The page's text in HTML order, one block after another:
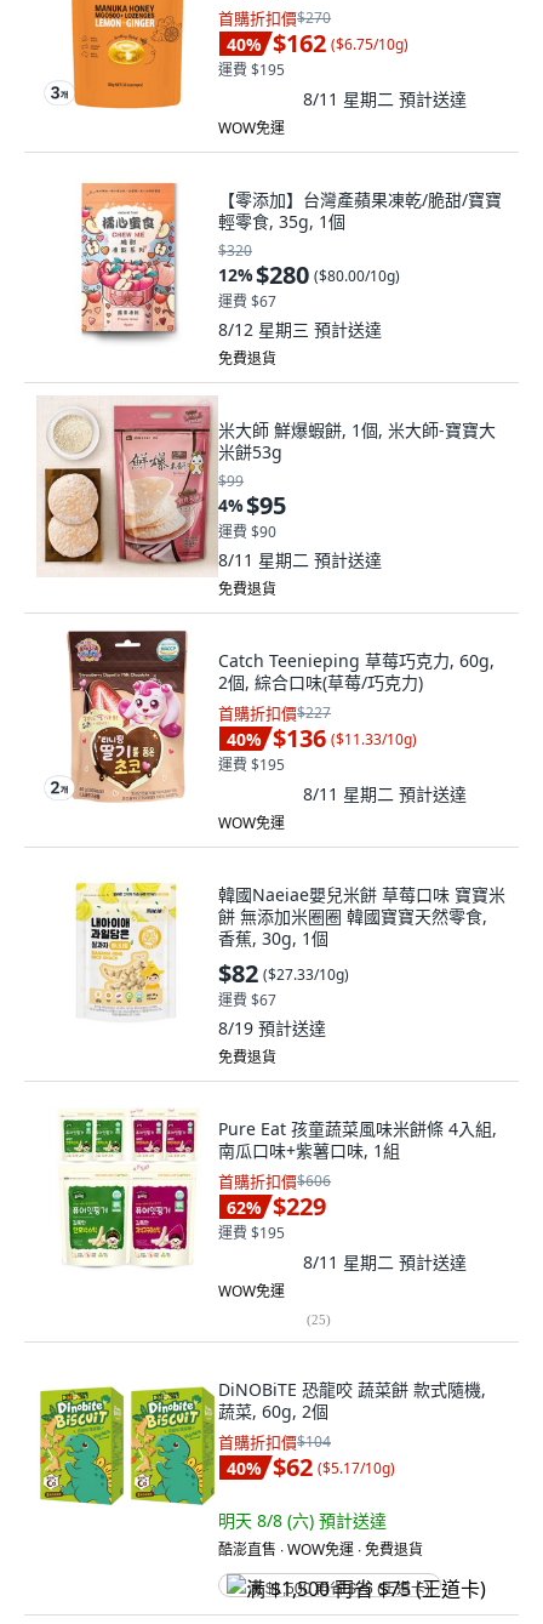
首購折扣價$270
40% $162 ($6.75/10g)
運費 $195
8/11 星期二 預計送達
WOW免運
【零添加】台灣產蘋果凍乾/脆甜/寶寶
輕零食, 35g, 1個
$320
12%$280 ($80.00/10g)
運費 $67
8/12 星期三 預計送達
免費退貨
米大師 鮮爆蝦餅, 1個, 米大師-寶寶大
米餅53g
$99
4%$95
運費 $90
8/11 星期二 預計送達
免費退貨
Catch Teenieping 草莓巧克力, 60g,
2個, 綜合口味(草莓/巧克力)
首購折扣價$227
40% $136 ($11.33/10g)
運費 $195
8/11 星期二 預計送達
WOW免運
韓國Naeiae嬰兒米餅 草莓口味 寶寶米
餅 無添加米圈圈 韓國寶寶天然零食,
香蕉, 30g, 1個
$82 ($27.33/10g)
運費 $67
8/19 預計送達
免費退貨
Pure Eat 孩童蔬菜風味米餅條 4入組,
南瓜口味+紫薯口味, 1組
首購折扣價$606
62% $229
運費 $195
8/11 星期二 預計送達
WOW免運
(25)
DiNOBiTE 恐龍咬 蔬菜餅 款式隨機,
蔬菜, 60g, 2個
首購折扣價$104
40% $62 ($5.17/10g)
明天 8/8 (六) 預計送達
酷澎直售 ∙ WOW免運 ∙ 免費退貨
满 $1,500 再省 $75 (王道卡)